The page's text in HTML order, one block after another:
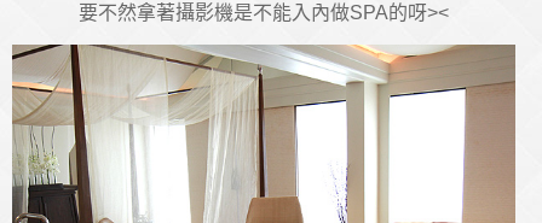
要不然拿著攝影機是不能入內做SPA的呀><